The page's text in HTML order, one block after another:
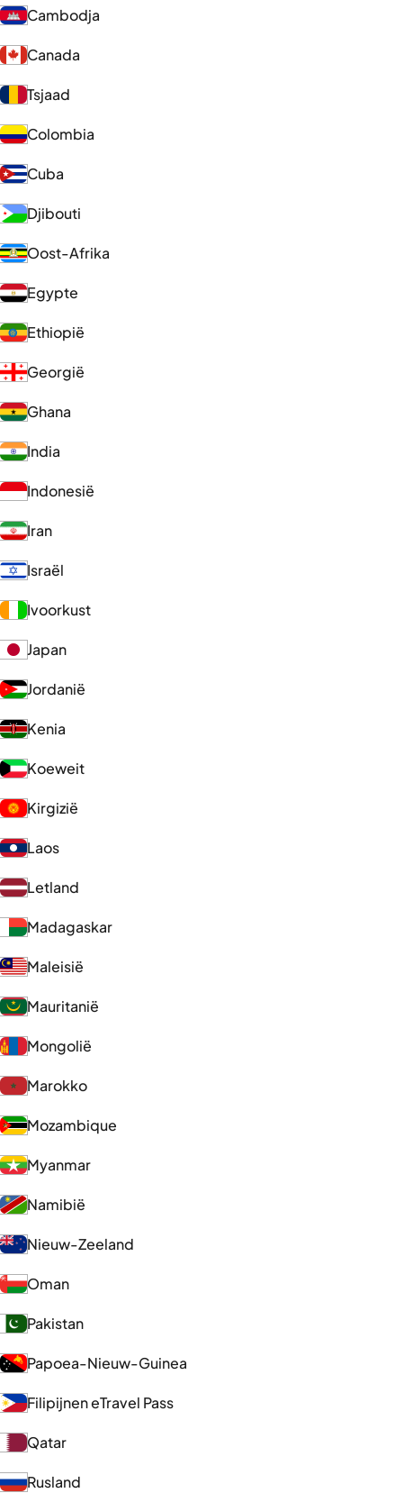
Cambodja
Canada
Tsjaad
Colombia
Cuba
Djibouti
Oost-Afrika
Egypte
Ethiopië
Georgië
Ghana
India
Indonesië
Iran
Israël
Ivoorkust
Japan
Jordanië
Kenia
Koeweit
Kirgizië
Laos
Letland
Madagaskar
Maleisië
Mauritanië
Mongolië
Marokko
Mozambique
Myanmar
Namibië
Nieuw-Zeeland
Oman
Pakistan
Papoea-Nieuw-Guinea
Filipijnen eTravel Pass
Qatar
Rusland